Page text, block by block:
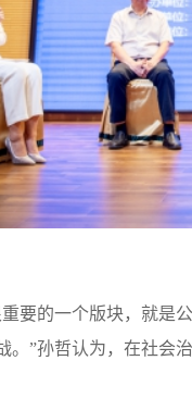
要的一个版块，就是
。”孙哲认为，在社会